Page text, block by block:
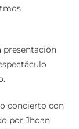
presentación
concierto con
por Jhoan